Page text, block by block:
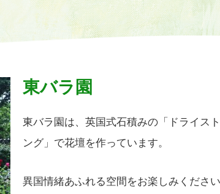
東バラ園
東バラ園は、英国式石積みの「ドライス
ング」で花壇を作っています。
異国情緒あふれる空間をお楽しみくださ